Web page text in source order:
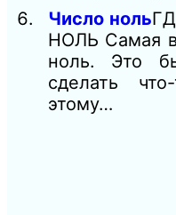
Число ноль
НОЛЬ Самая
ноль. Это
сделать
этому…